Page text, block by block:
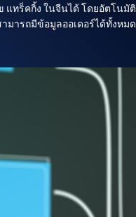
แทร็คกิ้ง ในจีนได้ โดยอัตโนมัติ
มารถมีข้อมูลออเดอร์ได้ทั้งหมด